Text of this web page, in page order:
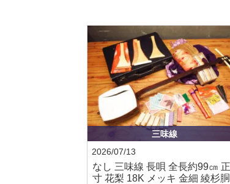
三味線
2026/07/13
なし 三味線 長唄 全長約99㎝ 正
寸 花梨 18K メッキ 金細 綾杉胴